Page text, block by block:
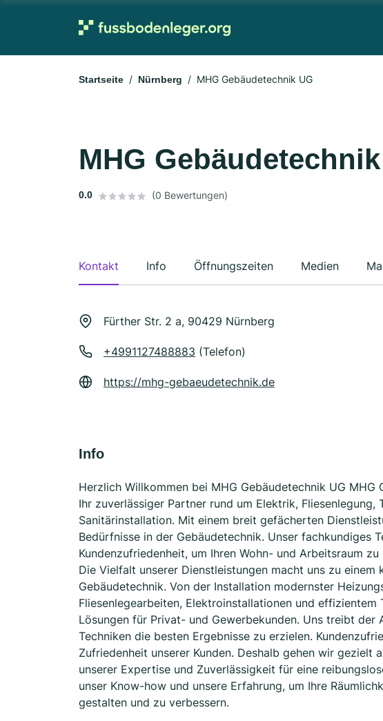
Startseite Nürnberg MHG Gebäudetechnik UG
MHG
0.0 (0 Bewertungen)
Kontakt Info Öffnungszeiten Medien
Fürther Str. 2 a, 90429 Nürnberg
+4991127488883 (Telefon)
https://mhg-gebaeudetechnik.de
Info
Herzlich Willkommen bei MHG Gebäudetechnik UG
Ihr zuverlässiger Partner rund um Elektrik, Fliesenlegung,
Sanitärinstallation. Mit einem breit gefächerten
Bedürfnisse in der Gebäudetechnik. Unser fachkundiges
Kundenzufriedenheit, um Ihren Wohn- und Arbeitsraum
Die Vielfalt unserer Dienstleistungen macht uns zu
Gebäudetechnik. Von der Installation modernster
Fliesenlegearbeiten, Elektroinstallationen und
Lösungen für Privat- und Gewerbekunden. Uns treibt
Techniken die besten Ergebnisse zu erzielen.
Zufriedenheit unserer Kunden. Deshalb gehen wir gezielt
unserer Expertise und Zuverlässigkeit für eine
unser Know-how und unsere Erfahrung, um Ihre
gestalten und zu verbessern.